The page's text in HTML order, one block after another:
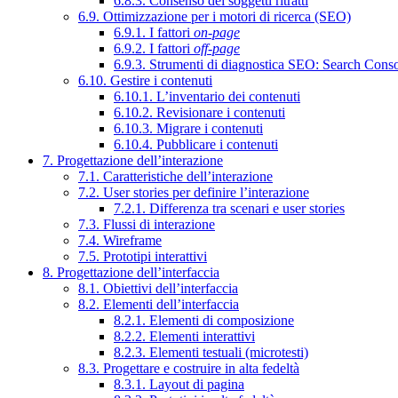
6.9. Ottimizzazione per i motori di ricerca (SEO)
6.9.1. I fattori on-page
6.9.2. I fattori off-page
6.9.3. Strumenti di diagnostica SEO: Search
6.10. Gestire i contenuti
6.10.1. L’inventario dei contenuti
6.10.2. Revisionare i contenuti
6.10.3. Migrare i contenuti
6.10.4. Pubblicare i contenuti
7. Progettazione dell’interazione
7.1. Caratteristiche dell’interazione
7.2. User stories per definire l’interazione
7.2.1. Differenza tra scenari e user stories
7.3. Flussi di interazione
7.4. Wireframe
7.5. Prototipi interattivi
8. Progettazione dell’interfaccia
8.1. Obiettivi dell’interfaccia
8.2. Elementi dell’interfaccia
8.2.1. Elementi di composizione
8.2.2. Elementi interattivi
8.2.3. Elementi testuali (microtesti)
8.3. Progettare e costruire in alta fedeltà
8.3.1. Layout di pagina